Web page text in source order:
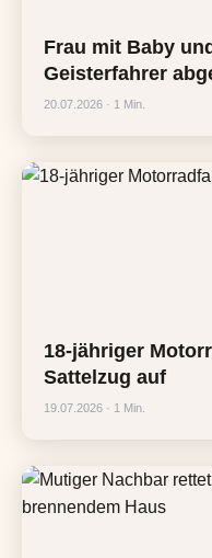
Frau mit Baby
Geisterfahrer
20.07.2026 · 1 Min.
18-jähriger
Sattelzug auf
19.07.2026 · 1 Min.